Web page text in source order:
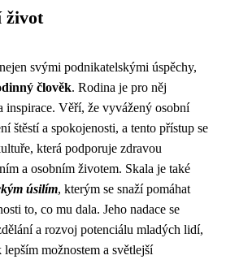
život
svými podnikatelskými úspěchy,
člověk. Rodina je pro něj
inspirace. Věří, že vyvážený osobní
štěstí a spokojenosti, a tento přístup se
která podporuje zdravou
a osobním životem. Skala je také
úsilím, kterým se snaží pomáhat
to, co mu dala. Jeho nadace se
a rozvoj potenciálu mladých lidí,
možnostem a světlejší